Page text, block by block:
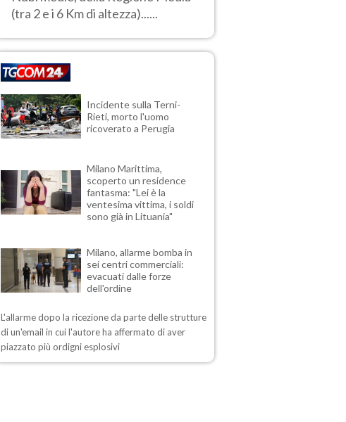
(tra 2 e i 6 Km di altezza)......
Incidente sulla Terni-
Rieti, morto l'uomo
ricoverato a Perugia
Milano Marittima,
scoperto un residence
fantasma: "Lei è la
ventesima vittima, i soldi
sono già in Lituania"
Milano, allarme bomba in
sei centri commerciali:
evacuati dalle forze
dell'ordine
L'allarme dopo la ricezione da parte delle strutture
di un'email in cui l'autore ha affermato di aver
piazzato più ordigni esplosivi